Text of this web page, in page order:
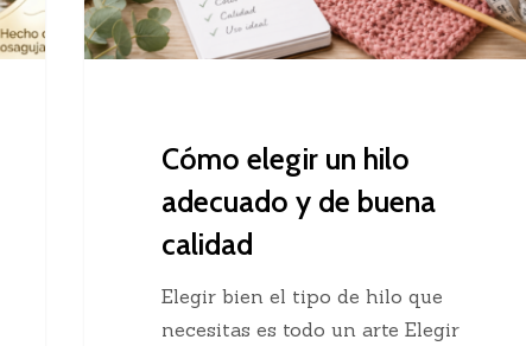
calidad
Cómo elegir un hilo
adecuado y de buena
calidad
Elegir bien el tipo de hilo que
necesitas es todo un arte Elegir